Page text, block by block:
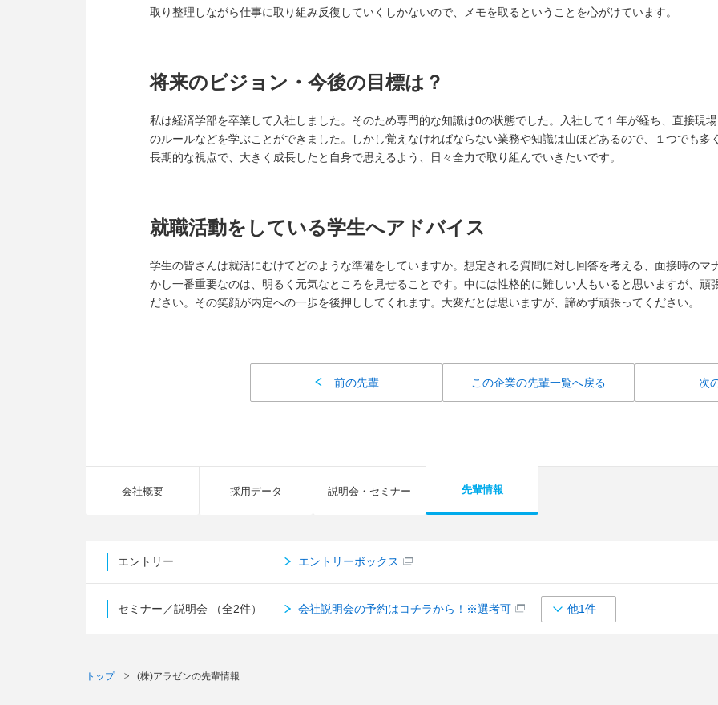
取り整理しながら仕事に取り組み反復していくしかないので、メモを取るということを心がけています。
将来のビジョン・今後の目標は？
私は経済学部を卒業して入社しました。そのため専門的な知識は0の状態でした。入社して１年が経ち、直接現
のルールなどを学ぶことができました。しかし覚えなければならない業務や知識は山ほどあるので、１つでも多
長期的な視点で、大きく成長したと自身で思えるよう、日々全力で取り組んでいきたいです。
就職活動をしている学生へアドバイス
学生の皆さんは就活にむけてどのような準備をしていますか。想定される質問に対し回答を考える、面接時のマ
かし一番重要なのは、明るく元気なところを見せることです。中には性格的に難しい人もいると思いますが、頑
ださい。その笑顔が内定への一歩を後押ししてくれます。大変だとは思いますが、諦めず頑張ってください。
前の先輩 この企業の先輩一覧へ戻る 次
会社概要 採用データ 説明会・セミナー 先輩情報
エントリー エントリーボックス
セミナー／説明会 （全2件） 会社説明会の予約はコチラから！※選考可 他1件
トップ (株)アラゼンの先輩情報